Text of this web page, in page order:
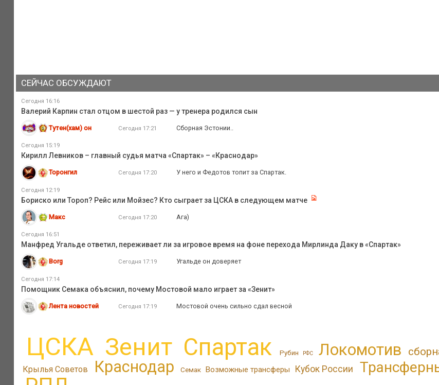
СЕЙЧАС ОБСУЖДАЮТ
Сегодня 16:16
Валерий Карпин стал отцом в шестой раз — у тренера родился сын
Тутен(хам) он Сегодня 17:21 Сборная Эстонии..
Сегодня 15:19
Кирилл Левников – главный судья матча «Спартак» – «Краснодар»
Торонгил Сегодня 17:20 У него и Федотов топит за Спартак.
Сегодня 12:19
Бориско или Тороп? Рейс или Мойзес? Кто сыграет за ЦСКА в следующем матче
Макс Сегодня 17:20 Ага)
Сегодня 16:51
Манфред Угальде ответил, переживает ли за игровое время на фоне перехода Мирлинда Даку в «Спартак»
Borg Сегодня 17:19 Угальде он доверяет
Сегодня 17:14
Помощник Семака объяснил, почему Мостовой мало играет за «Зенит»
Лента новостей Сегодня 17:19 Мостовой очень сильно сдал весной
ЦСКА Зенит Спартак Рубин РФС Локомотив
Крылья Советов Краснодар Семак Возможные трансферы Кубок России